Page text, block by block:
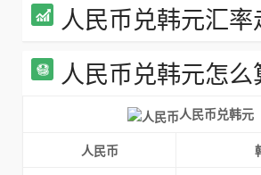
人民币兑韩元汇率
人民币兑韩元怎么
人民币兑韩元
人民币